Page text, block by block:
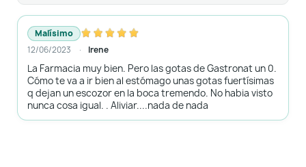
Malísimo
12/06/2023 Irene
La Farmacia muy bien. Pero las gotas de Gastronat un 0.
Cómo te va a ir bien al estómago unas gotas fuertísimas
q dejan un escozor en la boca tremendo. No habia visto
nunca cosa igual. . Aliviar....nada de nada